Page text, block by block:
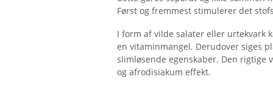
Først og fremmest stimulerer det
I form af vilde salater eller urtekvark
en vitaminmangel. Derudover siges
slimløsende egenskaber. Den rigtige
og afrodisiakum effekt.